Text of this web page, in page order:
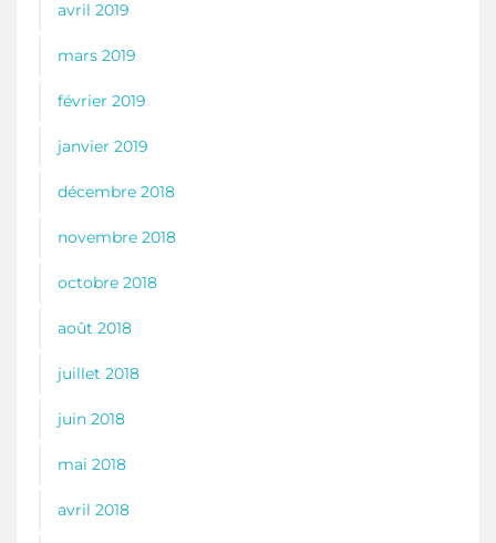
avril 2019
mars 2019
février 2019
janvier 2019
décembre 2018
novembre 2018
octobre 2018
août 2018
juillet 2018
juin 2018
mai 2018
avril 2018